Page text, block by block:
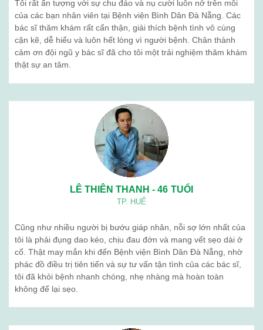
Tôi rất ấn tượng với sự chu đáo và nụ cười luôn nở trên môi
của các bạn nhân viên tại Bệnh viện Bình Dân Đà Nẵng. Các
bác sĩ thăm khám rất cẩn thận, giải thích bệnh tình vô cùng
cặn kẽ, dễ hiểu và luôn hết lòng vì người bệnh. Chân thành
cảm ơn đội ngũ y bác sĩ đã cho tôi một trải nghiệm thăm khám
thật sự an tâm.
LÊ THIÊN THANH - 46 TUỔI
TP. HUẾ
Cũng như nhiều người bị bướu giáp nhân, nỗi sợ lớn nhất của
tôi là phải đụng dao kéo, chịu đau đớn và mang vết sẹo dài ở
cổ. Thật may mắn khi đến Bệnh viện Bình Dân Đà Nẵng, nhờ
phác đồ điều trị tiên tiến và sự tư vấn tận tình của các bác sĩ,
tôi đã khỏi bệnh nhanh chóng, nhẹ nhàng mà hoàn toàn
không để lại sẹo.